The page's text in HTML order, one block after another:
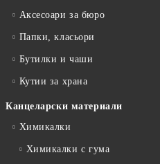
Аксесоари за бюро
Папки, класьори
Бутилки и чаши
Кутии за храна
Канцеларски материали
Химикалки
Химикалки с гума